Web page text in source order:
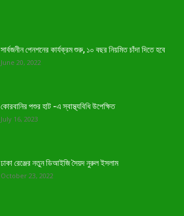
সার্বজনীন পেনশনের কার্যক্রম শুরু, ১০ বছর নিয়মিত চাঁদা দিতে হবে
June 20, 2022
কোরবানির পশুর হাট -এ স্বাস্থ্যবিধি উপেক্ষিত
July 16, 2023
ঢাকা রেঞ্জের নতুন ডিআইজি সৈয়দ নুরুল ইসলাম
October 23, 2022